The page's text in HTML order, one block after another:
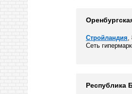
Стройландия,
Сеть
Республика